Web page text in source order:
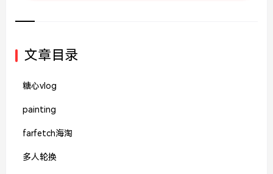
文章目录
糖心vlog
painting
farfetch海淘
多人轮换